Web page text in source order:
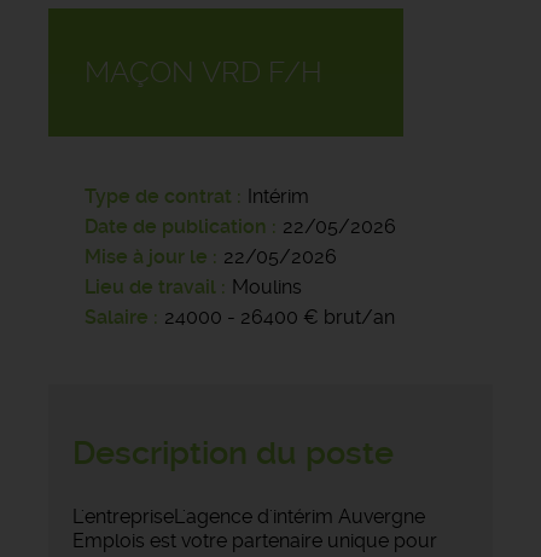
MAÇON VRD F/H
Type de contrat
Intérim
Date de publication
22/05/2026
Mise à jour le
22/05/2026
Lieu de travail
Moulins
Salaire
24000 - 26400 € brut/an
Description du poste
L'entrepriseL'agence d'intérim Auvergne
Emplois est votre partenaire unique pour